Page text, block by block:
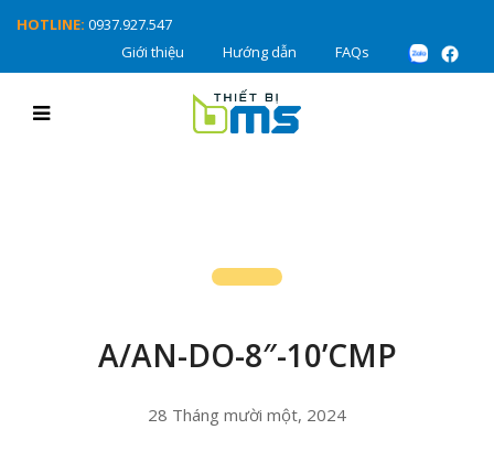
HOTLINE: 0937.927.547
Giới thiệu
Hướng dẫn FAQs
A/AN-DO-8″-10’CMP
28 Tháng mười một, 2024